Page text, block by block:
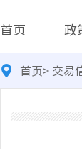
首页 政
首页> 交易